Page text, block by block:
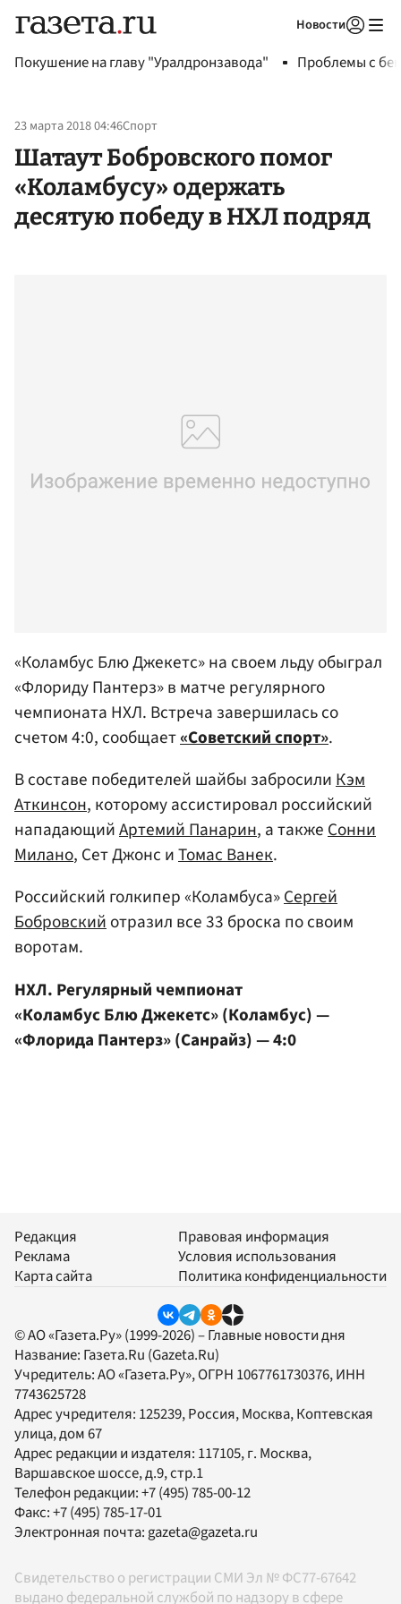
Новости
Покушение на главу "Уралдронзавода" Проблемы с
23 марта 2018 04:46Спорт
Шатаут Бобровского помог
«Коламбусу» одержать
десятую победу в НХЛ подряд
«Коламбус Блю Джекетс» на своем льду обыграл
«Флориду Пантерз» в матче регулярного
чемпионата НХЛ. Встреча завершилась со
счетом 4:0, сообщает«Советский спорт».
В составе победителей шайбы забросилиКэм
Аткинсон, которому ассистировал российский
нападающийАртемий Панарин, а такжеСонни
Милано, Сет Джонс иТомас Ванек.
Российский голкипер «Коламбуса»Сергей
Бобровскийотразил все 33 броска по своим
воротам.
НХЛ. Регулярный чемпионат
«Коламбус Блю Джекетс» (Коламбус) —
«Флорида Пантерз» (Санрайз) — 4:0
Редакция
Реклама
Карта сайта
Правовая информация
Условия использования
Политика конфиденциальности
© АО «Газета.Ру» (1999-2026) – Главные новости дня
Название: Газета.Ru (Gazeta.Ru)
Учредитель:АО «Газета.Ру», ОГРН 1067761730376, ИНН
7743625728
Адрес учредителя: 125239, Россия, Москва, Коптевская
улица, дом 67
Адрес редакции и издателя: 117105, г. Москва,
Варшавское шоссе, д.9, стр.1
Телефон редакции:+7 (495) 785-00-12
Факс:+7 (495) 785-17-01
Электронная почта:gazeta@gazeta.ru
Свидетельство о регистрации СМИ Эл № ФС77-67642
выдано федеральной службой по надзору в сфере